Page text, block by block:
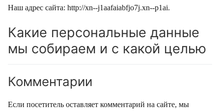
Наш адрес сайта: http://xn--j1aafaiabfjo7j.xn--p1ai.
Какие персональные данные
мы собираем и с какой целью
Комментарии
Если посетитель оставляет комментарий на сайте, мы